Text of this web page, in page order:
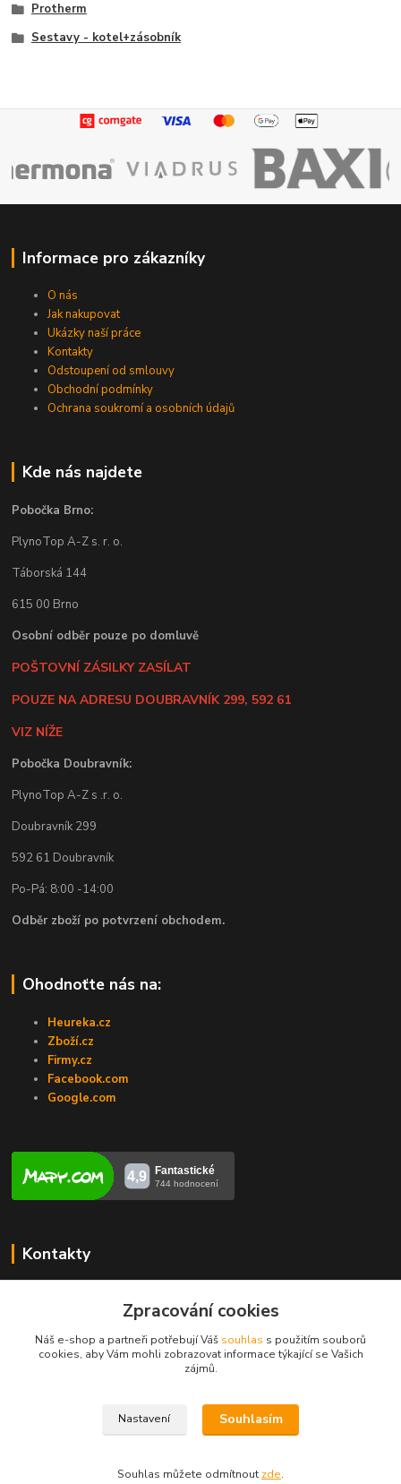
Protherm
Sestavy - kotel+zásobník
Informace pro zákazníky
O nás
Jak nakupovat
Ukázky naší práce
Kontakty
Odstoupení od smlouvy
Obchodní podmínky
Ochrana soukromí a osobních údajů
Kde nás najdete
Pobočka Brno:
PlynoTop A-Z s. r. o.
Táborská 144
615 00 Brno
Osobní odběr pouze po domluvě
POŠTOVNÍ ZÁSILKY ZASÍLAT
POUZE NA ADRESU DOUBRAVNÍK 299, 592 61
VIZ NÍŽE
Pobočka Doubravník:
PlynoTop A-Z s .r. o.
Doubravník 299
592 61 Doubravník
Po-Pá: 8:00 -14:00
Odběr zboží po potvrzení obchodem.
Ohodnoťte nás na:
Heureka.cz
Zboží.cz
Firmy.cz
Facebook.com
Google.com
Kontakty
+420731448913
info@opravakotlu.cz
Zpracování cookies
Náš e-shop a partneři potřebují Váš souhlas s použitím souborů
cookies, aby Vám mohli zobrazovat informace týkající se Vašich
zájmů.
Nastavení Souhlasím
Souhlas můžete odmítnout zde.